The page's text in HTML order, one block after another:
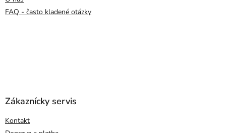
FAQ - často kladené otázky
Zákaznícky servis
Kontakt